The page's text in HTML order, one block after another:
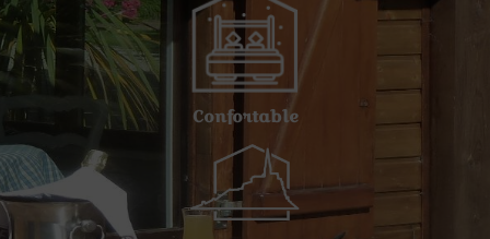
Confortable